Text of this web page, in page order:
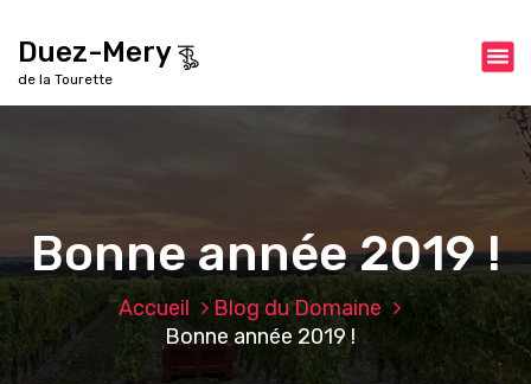
e
Duez-Mery কৣ
de la Tourette
Bonne année 2019 !
Accueil
Blog du Domaine
Bonne année 2019 !